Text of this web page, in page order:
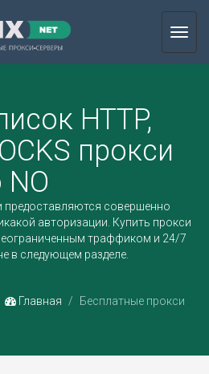
HTTP,
прокси
предоставляются совершенно
авторизации. Купить прокси
траффиком и 24/7
в следующем разделе.
Главная Бесплатные прокси